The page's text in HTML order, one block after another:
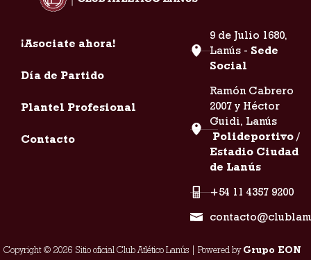
¡Asociate ahora!
Día de Partido
Plantel Profesional
Contacto
9 de Julio 1680,
Lanús - Sede
Social
Ramón Cabrero
2007 y Héctor
Guidi, Lanús
Polideportivo /
Estadio Ciudad
de Lanús
+54 11 4357 9200
Copyright © 2026 Sitio oficial Club Atlético Lanús | Powered byGrupo EON